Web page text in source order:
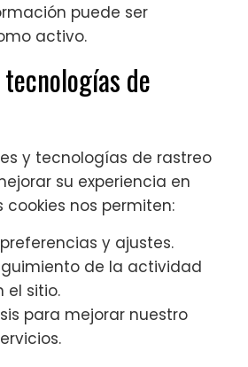
puede ser
activo.
de
y tecnologías de rastreo
su experiencia en
cookies nos permiten:
y ajustes.
de la actividad
el sitio.
para mejorar nuestro